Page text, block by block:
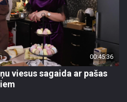
00:45:36
viesus sagaida ar pašas